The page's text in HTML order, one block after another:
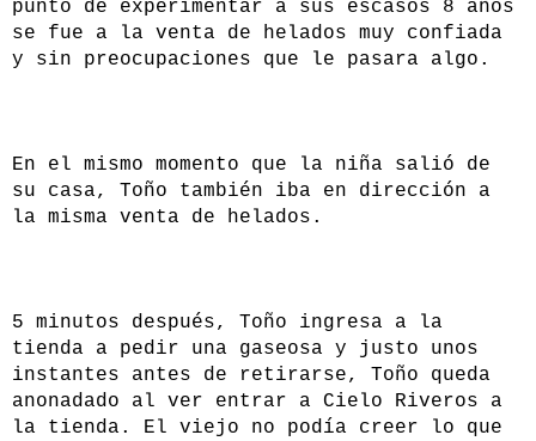
punto de experimentar a sus escasos 8 años
se fue a la venta de helados muy confiada
y sin preocupaciones que le pasara algo.
En el mismo momento que la niña salió de
su casa, Toño también iba en dirección a
la misma venta de helados.
5 minutos después, Toño ingresa a la
tienda a pedir una gaseosa y justo unos
instantes antes de retirarse, Toño queda
anonadado al ver entrar a Cielo Riveros a
la tienda. El viejo no podía creer lo que